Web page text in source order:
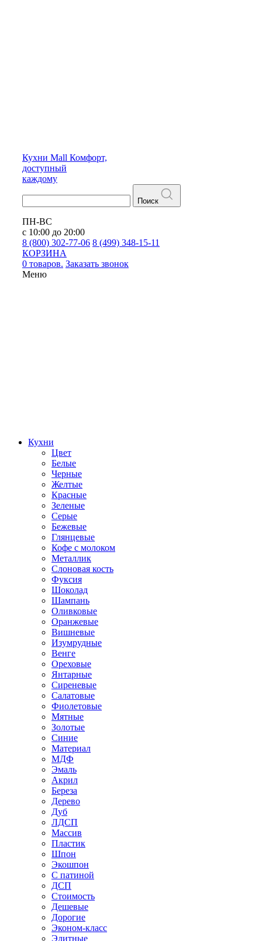
Кухни Mall Комфорт,
доступный
каждому
Поиск
ПН-ВС
с 10:00 до 20:00
8 (800) 302-77-06 8 (499) 348-15-11
КОРЗИНА
0 товаров. Заказать звонок
Меню
Кухни
Цвет
Белые
Черные
Желтые
Красные
Зеленые
Серые
Бежевые
Глянцевые
Кофе с молоком
Металлик
Слоновая кость
Фуксия
Шоколад
Шампань
Оливковые
Оранжевые
Вишневые
Изумрудные
Венге
Ореховые
Янтарные
Сиреневые
Салатовые
Фиолетовые
Мятные
Золотые
Синие
Материал
МДФ
Эмаль
Акрил
Береза
Дерево
Дуб
ЛДСП
Массив
Пластик
Шпон
Экошпон
С патиной
ДСП
Стоимость
Дешевые
Дорогие
Эконом-класс
Элитные